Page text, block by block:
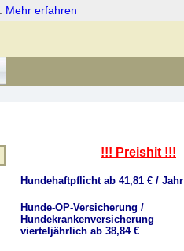
Mehr erfahren
!!! Preishit !!!
Hundehaftpflicht ab 41,81 € / Jahr
Hunde-OP-Versicherung /
Hundekrankenversicherung
vierteljährlich ab 38,84 €